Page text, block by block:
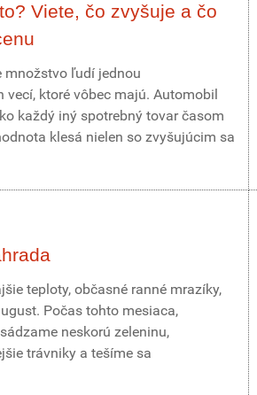
Viete, čo zvyšuje a čo
množstvo ľudí jednou
vecí, ktoré vôbec majú. Automobil
každý iný spotrebný tovar časom
klesá nielen so zvyšujúcim sa
teploty, občasné ranné mrazíky,
Počas tohto mesiaca,
neskorú zeleninu,
trávniky a tešíme sa